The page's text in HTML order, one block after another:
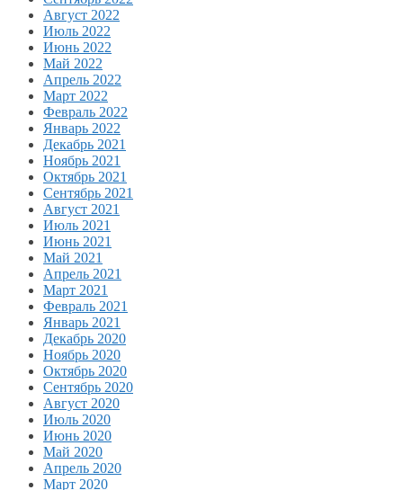
Август 2022
Июль 2022
Июнь 2022
Май 2022
Апрель 2022
Март 2022
Февраль 2022
Январь 2022
Декабрь 2021
Ноябрь 2021
Октябрь 2021
Сентябрь 2021
Август 2021
Июль 2021
Июнь 2021
Май 2021
Апрель 2021
Март 2021
Февраль 2021
Январь 2021
Декабрь 2020
Ноябрь 2020
Октябрь 2020
Сентябрь 2020
Август 2020
Июль 2020
Июнь 2020
Май 2020
Апрель 2020
Март 2020